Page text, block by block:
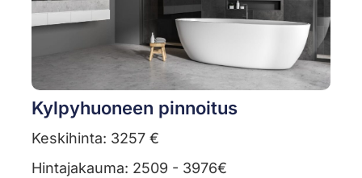
Kylpyhuoneen pinnoitus
Keskihinta: 3257 €
Hintajakauma: 2509 - 3976€